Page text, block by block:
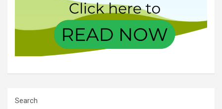
Search